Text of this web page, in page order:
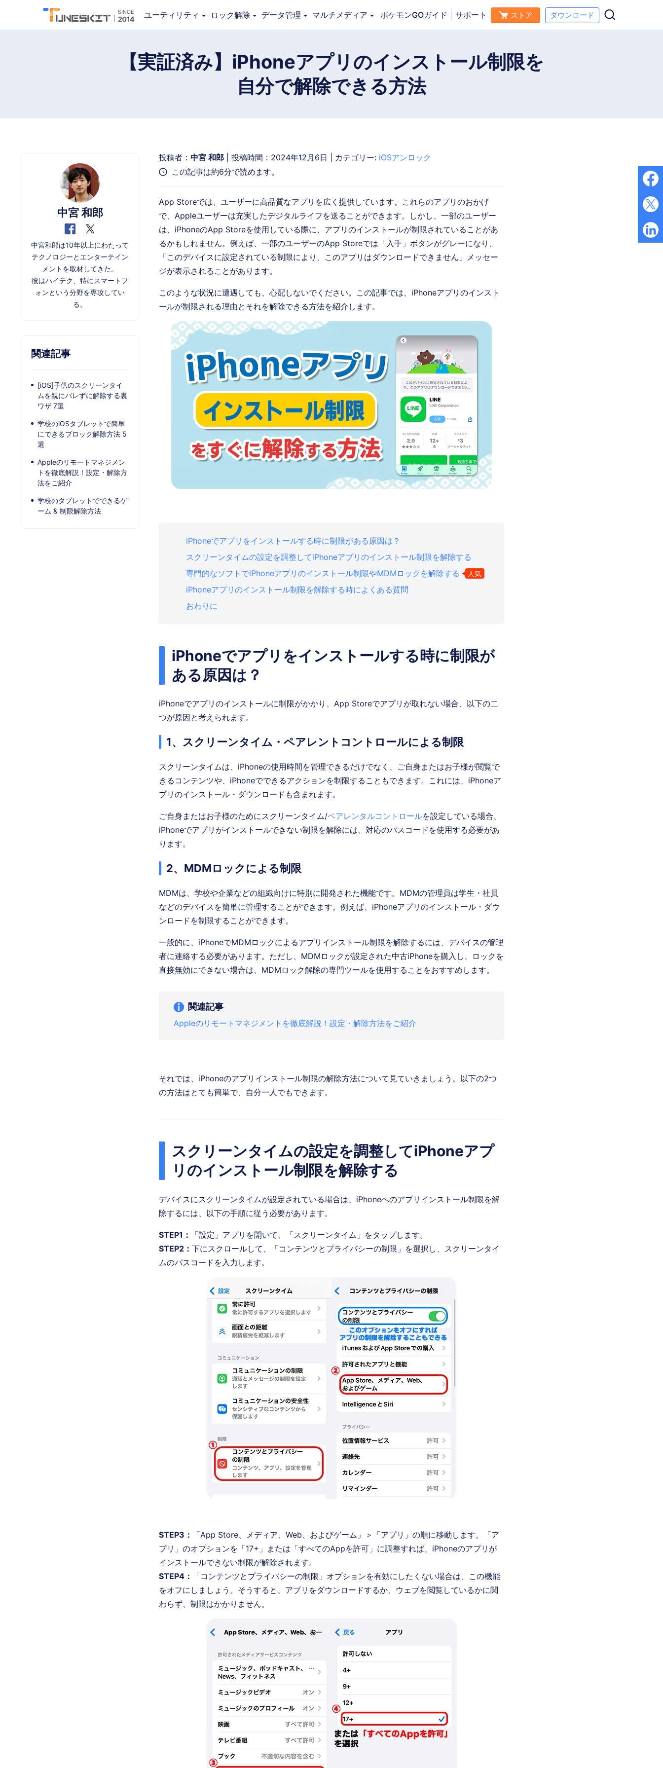
ユーティリティ ロック解除 データ管理 マルチメディア ポケモンGOガイド サポート ストア ダウンロード
iPhone Unlocker
ダウンロード 今すぐ購入
【実証済み】iPhoneアプリのインストール制限を
自分で解除できる方法
投稿者： 中宮 和郎 | 投稿時間：2024年12月6日 | カテゴリー: iOSアンロック
この記事は約6分で読めます。
App Storeでは、ユーザーに高品質なアプリを広く提供しています。これらのアプリのおかげ
で、Appleユーザーは充実したデジタルライフを送ることができます。しかし、一部のユーザー
は、iPhoneのApp Storeを使用している際に、アプリのインストールが制限されていることがあ
るかもしれません。例えば、一部のユーザーのApp Storeでは「入手」ボタンがグレーになり、
「このデバイスに設定されている制限により、このアプリはダウンロードできません」メッセー
ジが表示されることがあります。
このような状況に遭遇しても、心配しないでください。この記事では、iPhoneアプリのインスト
ールが制限される理由とそれを解除できる方法を紹介します。
iPhoneでアプリをインストールする時に制限がある原因は？
スクリーンタイムの設定を調整してiPhoneアプリのインストール制限を解除する
専門的なソフトでiPhoneアプリのインストール制限やMDMロックを解除する
人気
iPhoneアプリのインストール制限を解除する時によくある質問
おわりに
iPhoneでアプリをインストールする時に制限が
ある原因は？
iPhoneでアプリのインストールに制限がかかり、App Storeでアプリが取れない場合、以下の二
つが原因と考えられます。
1、スクリーンタイム・ペアレントコントロールによる制限
スクリーンタイムは、iPhoneの使用時間を管理できるだけでなく、ご自身またはお子様が閲覧で
きるコンテンツや、iPhoneでできるアクションを制限することもできます。これには、iPhoneア
プリのインストール・ダウンロードも含まれます。
ご自身またはお子様のためにスクリーンタイム/ペアレンタルコントロールを設定している場合、
iPhoneでアプリがインストールできない制限を解除には、対応のパスコードを使用する必要があ
ります。
2、MDMロックによる制限
MDMは、学校や企業などの組織向けに特別に開発された機能です。MDMの管理員は学生・社員
などのデバイスを簡単に管理することができます。例えば、iPhoneアプリのインストール・ダウ
ンロードを制限することができます。
一般的に、iPhoneでMDMロックによるアプリインストール制限を解除するには、デバイスの管理
者に連絡する必要があります。ただし、MDMロックが設定された中古iPhoneを購入し、ロックを
直接無効にできない場合は、MDMロック解除の専門ツールを使用することをおすすめします。
関連記事
Appleのリモートマネジメントを徹底解説！設定・解除方法をご紹介
それでは、iPhoneのアプリインストール制限の解除方法について見ていきましょう。以下の2つ
の方法はとても簡単で、自分一人でもできます。
スクリーンタイムの設定を調整してiPhoneアプ
リのインストール制限を解除する
デバイスにスクリーンタイムが設定されている場合は、iPhoneへのアプリインストール制限を解
除するには、以下の手順に従う必要があります。
STEP1：
「設定」アプリを開いて、「スクリーンタイム」をタップします。
STEP2： 下にスクロールして、「コンテンツとプライバシーの制限」を選択し、スクリーンタイ
ムのパスコードを入力します。
STEP3：
「App Store、メディア、Web、およびゲーム」＞「アプリ」の順に移動します。「ア
プリ」のオプションを「17+」または「すべてのAppを許可」に調整すれば、iPhoneのアプリが
インストールできない制限が解除されます。
STEP4：
「コンテンツとプライバシーの制限」オプションを有効にしたくない場合は、この機能
をオフにしましょう。そうすると、アプリをダウンロードするか、ウェブを閲覧しているかに関
わらず、制限はかかりません。
中宮 和郎
中宮和郎は10年以上にわたって
テクノロジーとエンターテイン
メントを取材してきた。
彼はハイテク、特にスマートフ
ォンという分野を専攻してい
る。
関連記事
[iOS]子供のスクリーンタイ
ムを親にバレずに解除する裏
ワザ 7選
学校のiOSタブレットで簡単
にできるブロック解除方法 5
選
Appleのリモートマネジメン
トを徹底解説！設定・解除方
法をご紹介
学校のタブレットでできるゲ
ーム & 制限解除方法